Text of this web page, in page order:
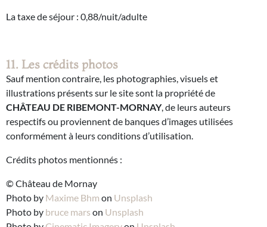
La taxe de séjour : 0,88/nuit/adulte
11. Les crédits photos
Sauf mention contraire, les photographies, visuels et
illustrations présents sur le site sont la propriété de
CHÂTEAU DE RIBEMONT-MORNAY, de leurs auteurs
respectifs ou proviennent de banques d’images utilisées
conformément à leurs conditions d’utilisation.
Crédits photos mentionnés :
© Château de Mornay
Photo by Maxime Bhm on Unsplash
Photo by bruce mars on Unsplash